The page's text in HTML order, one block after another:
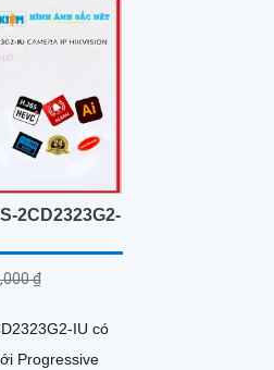
2CD2323G2-
₫
IU có
Progressive